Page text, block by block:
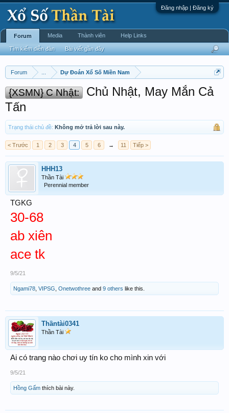
Đăng nhập | Đăng ký
Forum Dự Đoán Xổ Số Miền Nam
{XSMN} C Nhật:
Chủ Nhật, May Mắn Cả
Tấn
Trạng thái chủ đề: Không mở trả lời sau này.
< Trước 1 2 3 4 5 6 → 11 Tiếp >
HHH13
Thần Tài
Perennial member
TGKG
30-68
ab xiên
ace tk
9/5/21
Ngami78 VIPSG Onetwothree and 9 others like this.
Thầntài0341
Thần Tài
Ai có trang nào chơi uy tín ko cho mình xin với
9/5/21
Hồng Gấm thích bài này.
Forum
Tìm kiếm diễn đàn Bài viết gần đây
Media Thành viên Help Links